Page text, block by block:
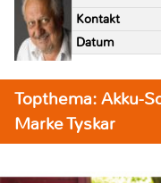
Kontakt
Datum
Topthema: Akku-
Marke Tyskar